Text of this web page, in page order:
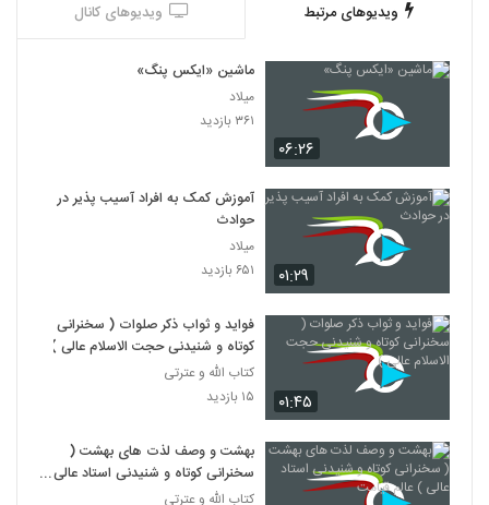
ویدیوهای مرتبط ویدیوهای کانال
۰۶:۲۶
ماشین «ایکس پنگ»
میلاد
۳۶۱ بازدید
۰۱:۲۹
آموزش کمک به افراد آسیب پذیر در
حوادث
میلاد
۶۵۱ بازدید
۰۱:۴۵
فواید و ثواب ذکر صلوات ( سخنرانی
کوتاه و شنیدنی حجت الاسلام عالی )
کتاب الله و عترتی
۱۵ بازدید
بهشت و وصف لذت های بهشت (
سخنرانی کوتاه و شنیدنی استاد عالی )
عالم قیامت
کتاب الله و عترتی